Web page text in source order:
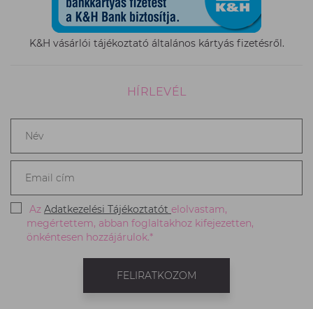
K&H vásárlói tájékoztató általános kártyás fizetésről.
HÍRLEVÉL
Név
Email
*
Az Adatkezelési Tájékoztatót elolvastam,
megértettem, abban foglaltakhoz kifejezetten,
önkéntesen hozzájárulok.*
FELIRATKOZOM